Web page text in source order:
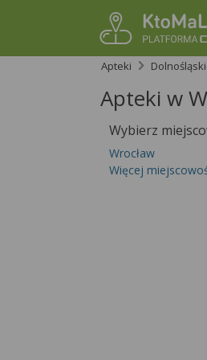
Apteki
Apteki w
Wybierz
Wrocław
Więcej